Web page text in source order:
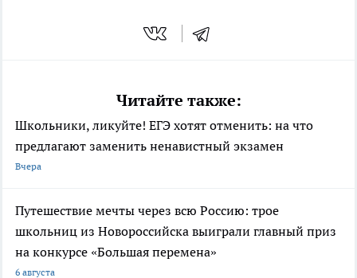
Читайте также:
Школьники, ликуйте! ЕГЭ хотят отменить: на что
предлагают заменить ненавистный экзамен
Вчера
Путешествие мечты через всю Россию: трое
школьниц из Новороссийска выиграли главный приз
на конкурсе «Большая перемена»
6 августа